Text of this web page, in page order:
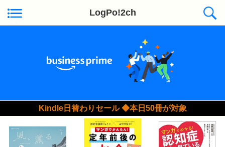
LogPo!2ch
Kindle日替わりセール ◆本日50冊が対象